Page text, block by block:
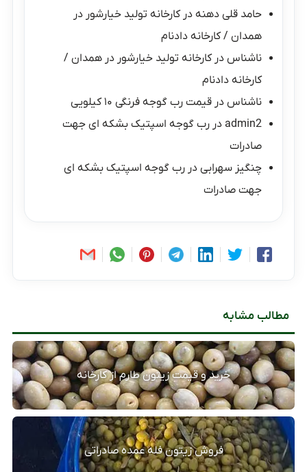
حامد قلی دهنه درکارخانه تولید خیارشور در
همدان / کارخانه دادنام
ناشناس درکارخانه تولید خیارشور در همدان /
کارخانه دادنام
ناشناس درقیمت رب گوجه فرنگی ۱۰ کیلویی
admin2 دررب گوجه اسپتیک بشکه ای جهت
صادرات
چنگیز سهرابی دررب گوجه اسپتیک بشکه ای
جهت صادرات
مطالب مشابه
خرید و قیمت زیتون طارم از کارخانه
فروش زیتون فله عمده صادراتی